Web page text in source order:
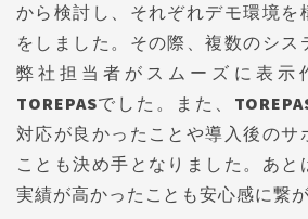
から検討し、それぞれデモ環境を
をしました。その際、複数のシス
弊社担当者がスムーズに表示
TOREPASでした。また、
対応が良かったことや導入後のサ
ことも決め手となりました。あと
実績が高かったことも安心感に繋が